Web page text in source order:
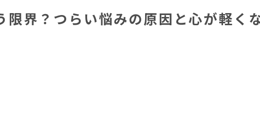
限界？つらい悩みの原因と心が軽く